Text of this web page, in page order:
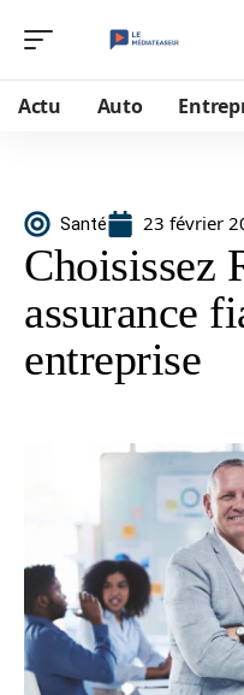
Actu Auto
Santé 23 février
Choisissez
assurance
entreprise